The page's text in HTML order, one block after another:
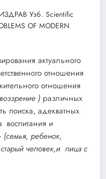
Узб. Scientific
OF MODERN
актуального
отношения
отношения
) различных
поиска, адекватных
воспитания и
(семья, ребенок,
человек,и лица с